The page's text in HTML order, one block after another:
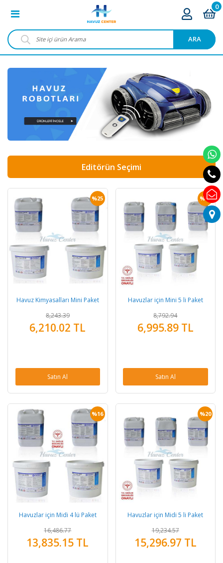
ARA
0
Editörün Seçimi
%25
Havuz Kimyasalları Mini Paket
8,243.39
6,210.02 TL
Satın Al
%20
Havuzlar için Mini 5 li Paket
8,792.94
6,995.89 TL
Satın Al
%16
Havuzlar için Midi 4 lü Paket
16,486.77
13,835.15 TL
%20
Havuzlar için Midi 5 li Paket
19,234.57
15,296.97 TL